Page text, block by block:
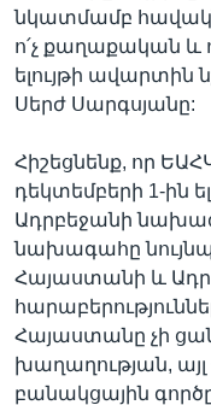
նկատմամբ
ո՛չ քաղաքական և
ելույթի
Սերժ Սարգսյանը:
Հիշեցնենք, որ
դեկտեմբերի 1-ին
Ադրբեջանի
նախագահը
Հայաստանի և
Հայաստանը չի
խաղաղության,
բանակցային